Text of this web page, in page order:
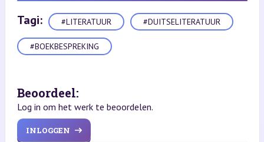
Tagi: #LITERATUUR #DUITSELITERATUUR
#BOEKBESPREKING
Beoordeel:
Log in om het werk te beoordelen.
INLOGGEN